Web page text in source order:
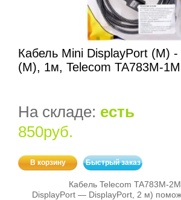
Кабель Mini DisplayPort (M)
(M), 1м, Telecom TA783M-1M
На складе: есть
850руб.
В корзину Быстрый заказ
Кабель Telecom
DisplayPort — DisplayPort, 2 м)